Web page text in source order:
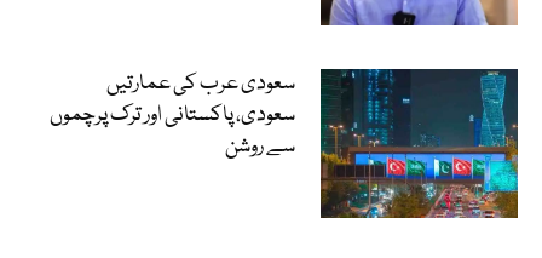
سعودی عرب کی عمارتیں
سعودی، پاکستانی اور ترک پرچموں
سے روشن